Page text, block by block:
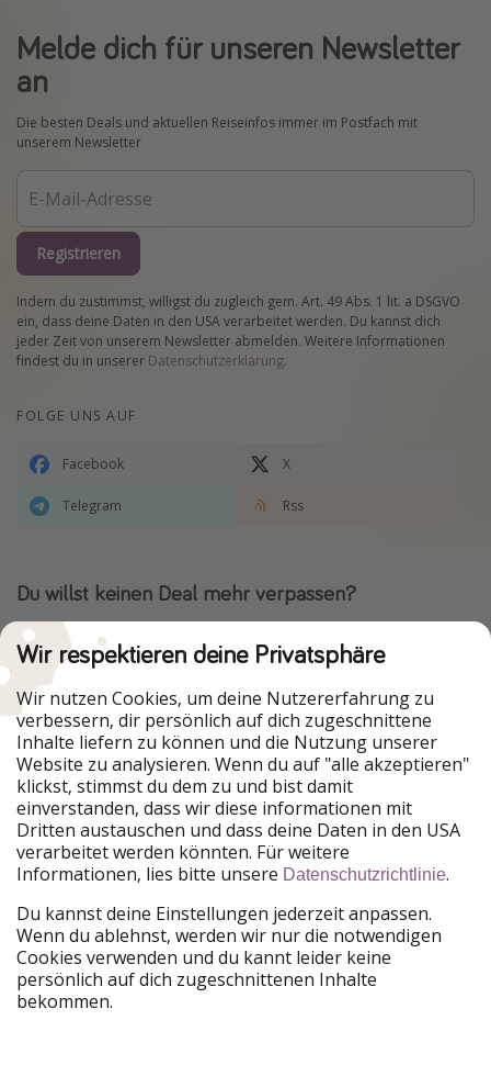
Melde dich für unseren Newsletter
an
Die besten Deals und aktuellen Reiseinfos immer im Postfach mit
unserem Newsletter
Registrieren
Indem du zustimmst, willigst du zugleich gem. Art. 49 Abs. 1 lit. a DSGVO
ein, dass deine Daten in den USA verarbeitet werden. Du kannst dich
jeder Zeit von unserem Newsletter abmelden. Weitere Informationen
findest du in unserer Datenschutzerklärung.
FOLGE UNS AUF
Facebook X
Telegram Rss
Du willst keinen Deal mehr verpassen?
Dann lade unsere App herunter.
Urlaubspiraten ist Teil der HolidayPirates Group
Unsere Märkte
PiratinViaggio
HolidayPirates
VakantiePiraten
WakacyjniPiraci
VoyagesPirates
Ferienpiraten
Urlaubspiraten
ViajerosPiratas
Unsere Gruppe
HolidayPirates Group
Lerne uns kennen
Wir respektieren deine Privatsphäre
Wir nutzen Cookies, um deine Nutzererfahrung zu
verbessern, dir persönlich auf dich zugeschnittene
Inhalte liefern zu können und die Nutzung unserer
Website zu analysieren. Wenn du auf "alle akzeptieren"
klickst, stimmst du dem zu und bist damit
einverstanden, dass wir diese informationen mit
Dritten austauschen und dass deine Daten in den USA
verarbeitet werden könnten. Für weitere
Informationen, lies bitte unsere Datenschutzrichtlinie.
Du kannst deine Einstellungen jederzeit anpassen.
Wenn du ablehnst, werden wir nur die notwendigen
Cookies verwenden und du kannt leider keine
persönlich auf dich zugeschnittenen Inhalte
bekommen.